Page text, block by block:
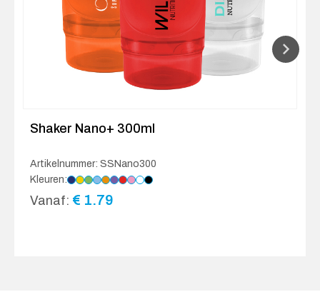
Shaker Nano+ 300ml
Artikelnummer: SSNano300
Kleuren:
Vanaf: € 1.79